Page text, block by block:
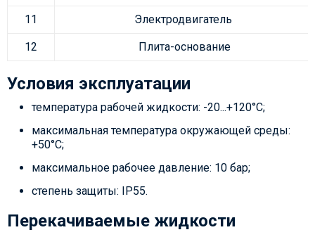
11 Электродвигатель
12 Плита-основание
Условия эксплуатации
температура рабочей жидкости: -20...+120°С;
максимальная температура окружающей среды:
+50°С;
максимальное рабочее давление: 10 бар;
степень защиты: IP55.
Перекачиваемые жидкости